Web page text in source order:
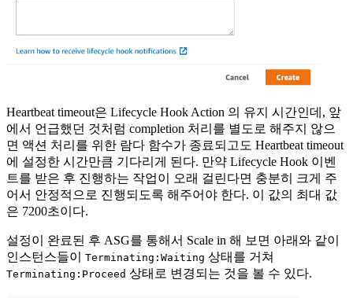
Heartbeat timeout은 Lifecycle Hook Action 의 유지 시간인데, 앞
에서 언급했던 것처럼 completion 처리를 별도로 해주지 않으
면 액션 처리를 위한 람다 함수가 종료되고도 Heartbeat timeout
에 설정한 시간만큼 기다리게 된다. 만약 Lifecycle Hook 이벤
트를 받은 후 진행하는 작업이 오래 걸린다면 충분히 크게 주
어서 안정적으로 진행되도록 해주어야 한다. 이 값의 최대 값
은 7200초이다.
설정이 완료된 후 ASG를 통해서 Scale in 해 보면 아래와 같이
인스턴스들이 Terminating:Waiting 상태를 거쳐
Terminating:Proceed 상태로 변경되는 것을 볼 수 있다.